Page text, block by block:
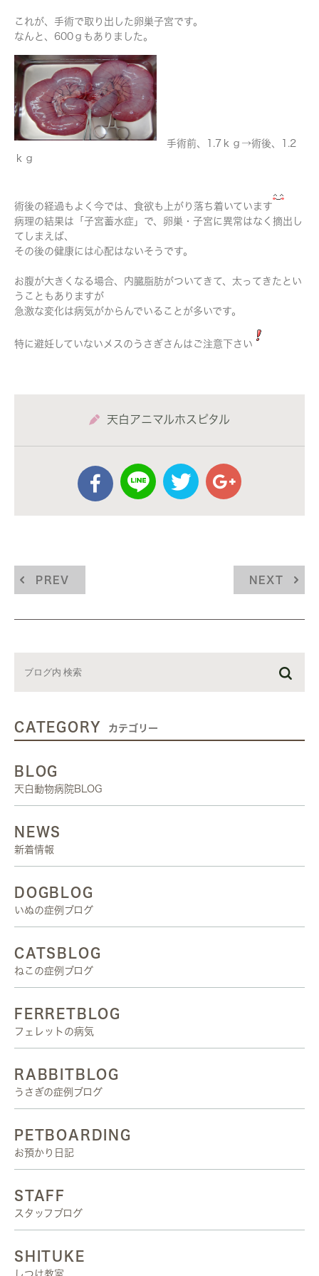
これが、手術で取り出した卵巣子宮です。
なんと、600ｇもありました。
手術前、1.7ｋｇ→術後、1.2
ｋｇ
術後の経過もよく今では、食欲も上がり落ち着いています
病理の結果は「子宮蓄水症」で、卵巣・子宮に異常はなく摘出し
てしまえば、
その後の健康には心配はないそうです。
お腹が大きくなる場合、内臓脂肪がついてきて、太ってきたとい
うこともありますが
急激な変化は病気がからんでいることが多いです。
特に避妊していないメスのうさぎさんはご注意下さい
天白アニマルホスピタル
PREV NEXT
CATEGORY カテゴリー
BLOG
天白動物病院BLOG
NEWS
新着情報
DOGBLOG
いぬの症例ブログ
CATSBLOG
ねこの症例ブログ
FERRETBLOG
フェレットの病気
RABBITBLOG
うさぎの症例ブログ
PETBOARDING
お預かり日記
STAFF
スタッフブログ
SHITUKE
しつけ教室